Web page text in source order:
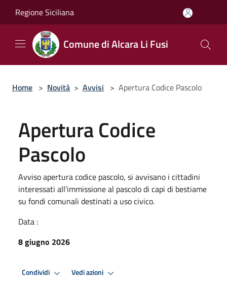
Regione Siciliana
Comune di Alcara Li Fusi
Home > Novità > Avvisi > Apertura Codice Pascolo
Apertura Codice
Pascolo
Avviso apertura codice pascolo, si avvisano i cittadini
interessati all'immissione al pascolo di capi di bestiame
su fondi comunali destinati a uso civico.
Data :
8 giugno 2026
Condividi Vedi azioni